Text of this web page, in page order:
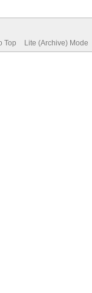
Top Lite (Archive) Mode